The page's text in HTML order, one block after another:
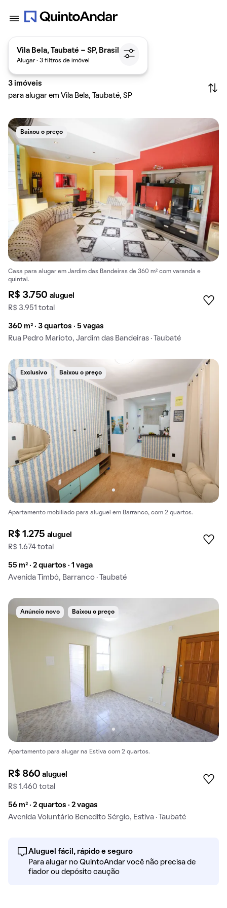
Vila Bela, Taubaté - SP, Brasil
Alugar · 3 filtros de imóvel
3 imóveis
para alugar em Vila Bela, Taubaté, SP
Baixou o preço
Casa para alugar em Jardim das Bandeiras de 360 m² com varanda e
quintal.
R$ 3.750 aluguel
R$ 3.951 total
360 m² · 3 quartos · 5 vagas
Rua Pedro Marioto, Jardim das Bandeiras · Taubaté
Exclusivo Baixou o preço
Apartamento mobiliado para aluguel em Barranco, com 2 quartos.
R$ 1.275 aluguel
R$ 1.674 total
55 m² · 2 quartos · 1 vaga
Avenida Timbó, Barranco · Taubaté
Anúncio novo Baixou o preço
Apartamento para alugar na Estiva com 2 quartos.
R$ 860aluguel
R$ 1.460 total
56 m² · 2 quartos · 2 vagas
Avenida Voluntário Benedito Sérgio, Estiva · Taubaté
Aluguel fácil, rápido e seguro
Para alugar no QuintoAndar você não precisa de
fiador ou depósito caução